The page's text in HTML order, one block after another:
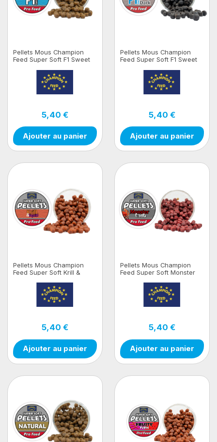
Pellets Mous Champion
Feed Super Soft F1 Sweet
5,40 €
Ajouter au panier
Pellets Mous Champion
Feed Super Soft F1 Sweet
5,40 €
Ajouter au panier
Pellets Mous Champion
Feed Super Soft Krill &
5,40 €
Ajouter au panier
Pellets Mous Champion
Feed Super Soft Monster
5,40 €
Ajouter au panier